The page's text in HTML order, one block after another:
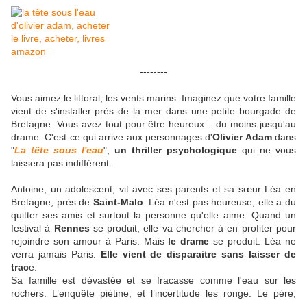
--------
Vous aimez le littoral, les vents marins. Imaginez que votre famille
vient de s'installer près de la mer dans une petite bourgade de
Bretagne. Vous avez tout pour être heureux... du moins jusqu'au
drame. C'est ce qui arrive aux personnages d'Olivier Adamdans
"La tête sous l'eau", un thriller psychologique qui ne vous
laissera pas indifférent.
Antoine, un adolescent, vit avec ses parents et sa sœur Léa en
Bretagne, près de Saint-Malo . Léa n'est pas heureuse, elle a du
quitter ses amis et surtout la personne qu'elle aime. Quand un
festival à Rennes se produit, elle va chercher à en profiter pour
rejoindre son amour à Paris. Mais le drame se produit. Léa ne
verra jamais Paris. Elle vient de disparaitre sans laisser de
trace.
Sa famille est dévastée et se fracasse comme l'eau sur les
rochers. L’enquête piétine, et l’incertitude les ronge. Le père,